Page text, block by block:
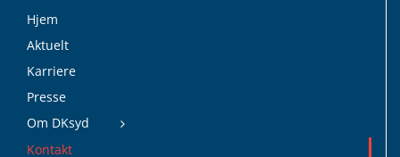
Hjem
Aktuelt
Karriere
Presse
Om DKsyd
Kontakt